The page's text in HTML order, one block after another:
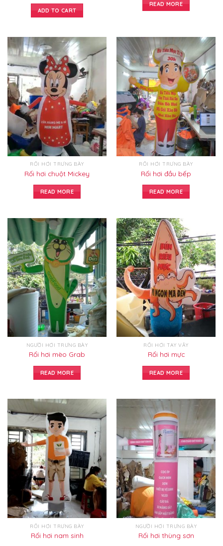
ADD TO CART
READ MORE
RỐI HƠI TRƯNG BÀY
Rối hơi chuột Mickey
READ MORE
RỐI HƠI TRƯNG BÀY
Rối hơi đầu bếp
READ MORE
NGƯỜI HƠI TRƯNG BÀY
Rối hơi mèo Grab
READ MORE
RỐI HƠI TAY VẪY
Rối hơi mực
READ MORE
RỐI HƠI TRƯNG BÀY
Rối hơi nam sinh
NGƯỜI HƠI TRƯNG BÀY
Rối hơi thùng sơn